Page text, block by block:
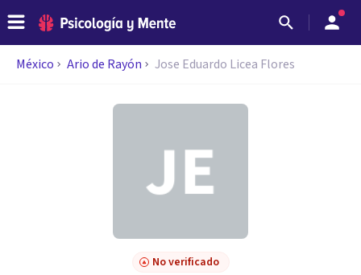
México Ario de Rayón Jose Eduardo Licea Flores
No verificado